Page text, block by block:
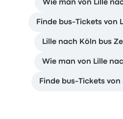
Wie man von Lille
Finde bus-Tickets von
Lille nach Köln bus
Wie man von Lille
Finde bus-Tickets von